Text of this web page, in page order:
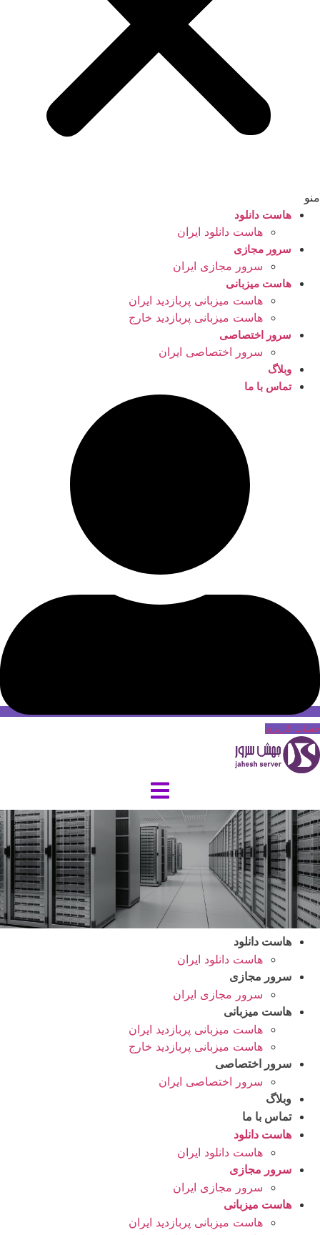
منو
هاست دانلود
هاست دانلود ایران
سرور مجازی
سرور مجازی ایران
هاست میزبانی
هاست میزبانی پربازدید ایران
هاست میزبانی پربازدید خارج
سرور اختصاصی
سرور اختصاصی ایران
وبلاگ
تماس با ما
حساب کاربری
هاست دانلود
هاست دانلود ایران
سرور مجازی
سرور مجازی ایران
هاست میزبانی
هاست میزبانی پربازدید ایران
هاست میزبانی پربازدید خارج
سرور اختصاصی
سرور اختصاصی ایران
وبلاگ
تماس با ما
هاست دانلود
هاست دانلود ایران
سرور مجازی
سرور مجازی ایران
هاست میزبانی
هاست میزبانی پربازدید ایران